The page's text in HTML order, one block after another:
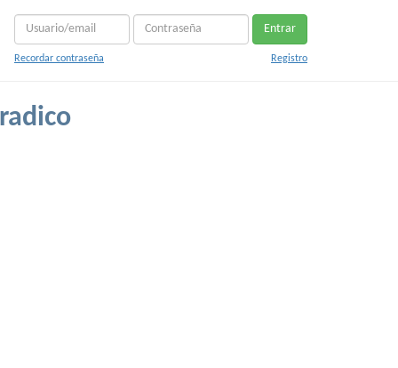
Entrar
Recordar contraseña Registro